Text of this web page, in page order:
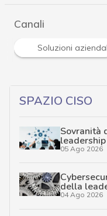
Canali
Soluzioni
SPAZIO CISO
Sovranità
05 Ago 2026
della
04 Ago 2026